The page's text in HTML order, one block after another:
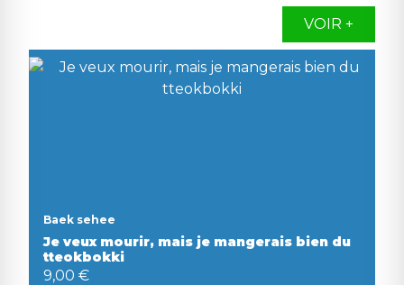
VOIR +
Baek sehee
Je veux mourir, mais je mangerais bien du
tteokbokki
9,00 €